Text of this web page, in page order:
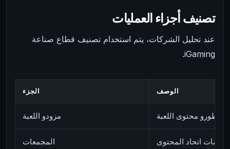
تصنيف أجزاء العمليات
عند تحليل الشركات، يتم استخدام تصنيف قطاع صناعة
iGaming.
الجزء الوصف
مزودو اللعبة مطورو محتوى اللعبة
المجمعات منصات اتحاد المحتوى